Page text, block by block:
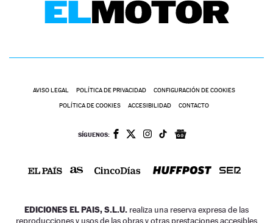
AVISO LEGAL POLÍTICA DE PRIVACIDAD CONFIGURACIÓN DE COOKIES
POLÍTICA DE COOKIES ACCESIBILIDAD CONTACTO
SÍGUENOS:
EDICIONES EL PAIS, S.L.U. realiza una reserva expresa de las
reproducciones y usos de las obras y otras prestaciones accesibles